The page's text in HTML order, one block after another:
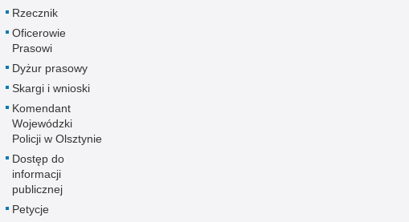
Rzecznik
Oficerowie
Prasowi
Dyżur prasowy
Skargi i wnioski
Komendant
Wojewódzki
Policji w Olsztynie
Dostęp do
informacji
publicznej
Petycje